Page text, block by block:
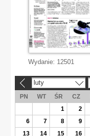
Wydanie: 12501
luty
PN WT ŚR CZ
1
2
6
7 8 9
13
14 15 16